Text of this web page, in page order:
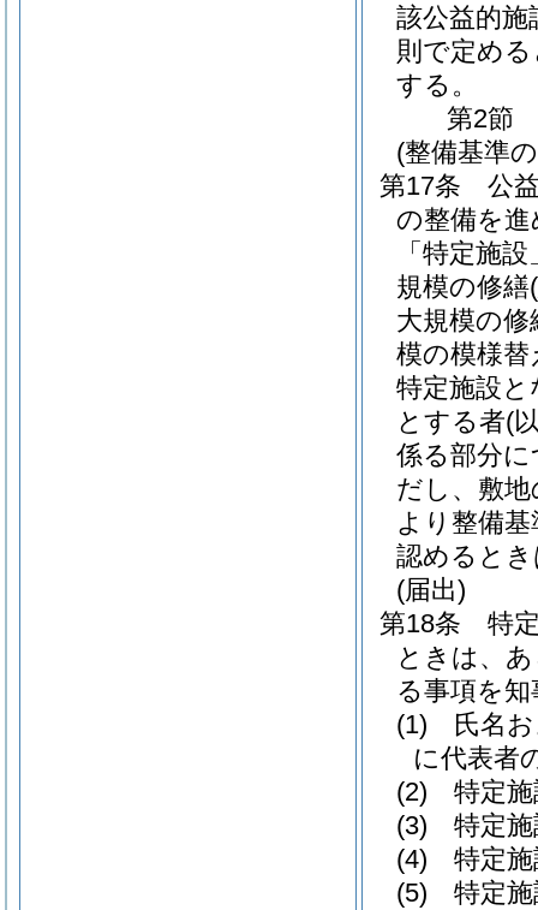
該公益的
則で定め
する。
第2節
(整備基準
第17条
公
の整備を
「特定施
規模の修繕
大規模の
模の模様
特定施設
とする者(
係る部分
だし、敷
より整備
認めると
(届出)
第18条
特
ときは、
る事項を
(1)
氏名
に代表者
(2)
特定
(3)
特定
(4)
特定
(5)
特定